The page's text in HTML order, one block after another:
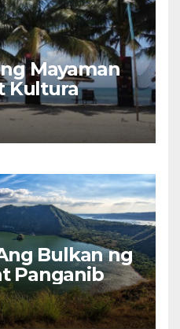
Mayaman
Kultura
Bulkan ng
Panganib